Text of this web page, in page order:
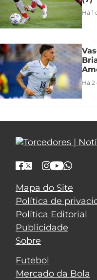
Há 1
Há 2
Mapa do Site
Política de
Política Editorial
Publicidade
Sobre
Futebol
Mercado da Bola